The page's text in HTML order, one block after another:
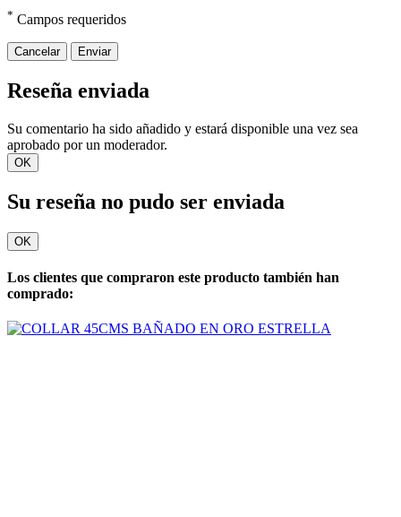
* Campos requeridos
Cancelar Enviar
Reseña enviada
Su comentario ha sido añadido y estará disponible una vez sea
aprobado por un moderador.
OK
Su reseña no pudo ser enviada
OK
Los clientes que compraron este producto también han
comprado: